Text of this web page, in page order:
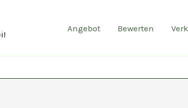
Angebot Bewerten